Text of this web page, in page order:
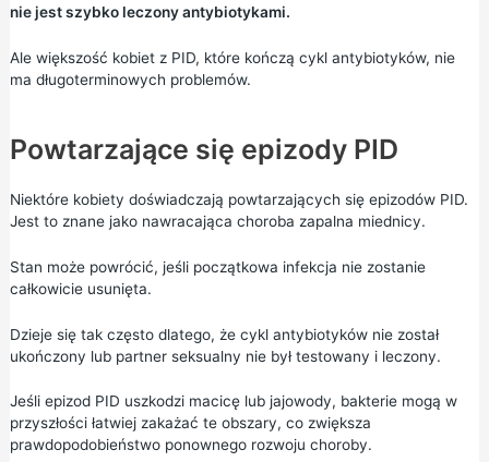
nie jest szybko leczony antybiotykami.
Ale większość kobiet z PID, które kończą cykl antybiotyków, nie
ma długoterminowych problemów.
Powtarzające się epizody PID
Niektóre kobiety doświadczają powtarzających się epizodów PID.
Jest to znane jako nawracająca choroba zapalna miednicy.
Stan może powrócić, jeśli początkowa infekcja nie zostanie
całkowicie usunięta.
Dzieje się tak często dlatego, że cykl antybiotyków nie został
ukończony lub partner seksualny nie był testowany i leczony.
Jeśli epizod PID uszkodzi macicę lub jajowody, bakterie mogą w
przyszłości łatwiej zakażać te obszary, co zwiększa
prawdopodobieństwo ponownego rozwoju choroby.